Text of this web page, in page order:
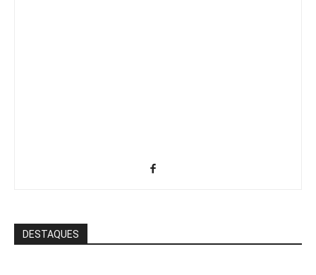
DESTAQUES